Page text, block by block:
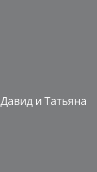
Давид и Татьяна